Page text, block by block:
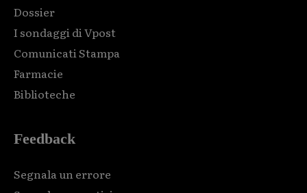
Dossier
I sondaggi di Vpost
Comunicati Stampa
Farmacie
Biblioteche
Feedback
Segnala un errore